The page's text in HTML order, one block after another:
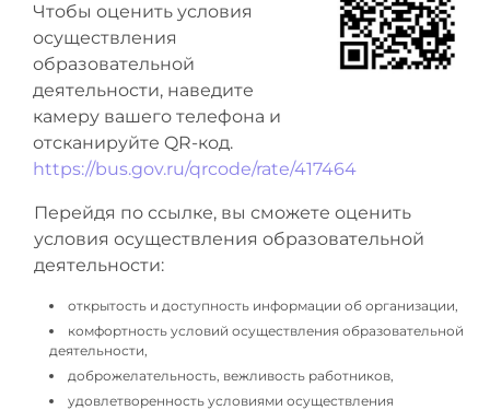
Чтобы оценить условия
осуществления
образовательной
деятельности, наведите
камеру вашего телефона и
отсканируйте QR-код.
https://bus.gov.ru/qrcode/rate/417464
Перейдя по ссылке, вы сможете оценить
условия осуществления образовательной
деятельности:
открытость и доступность информации об организации,
комфортность условий осуществления образовательной
деятельности,
доброжелательность, вежливость работников,
удовлетворенность условиями осуществления